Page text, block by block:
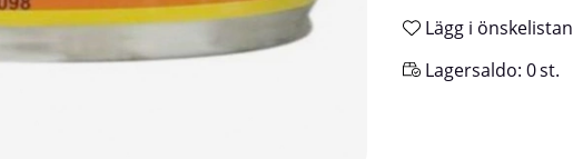
Lägg i önskelistan
Lagersaldo: 0st.